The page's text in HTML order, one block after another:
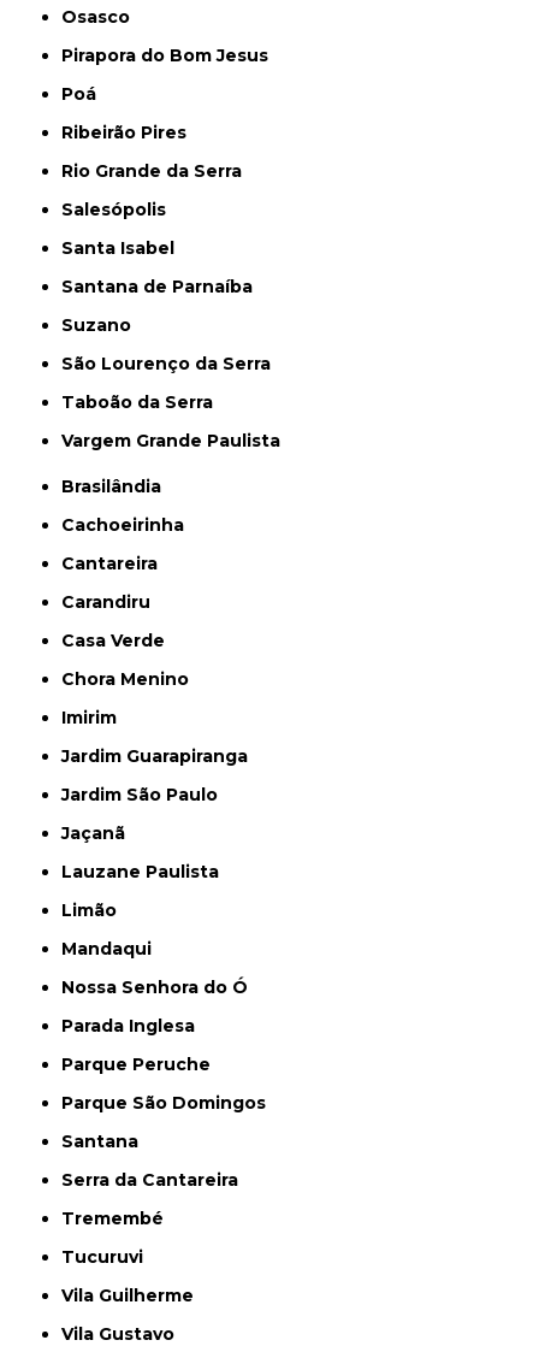
Osasco
Pirapora do Bom Jesus
Poá
Ribeirão Pires
Rio Grande da Serra
Salesópolis
Santa Isabel
Santana de Parnaíba
Suzano
São Lourenço da Serra
Taboão da Serra
Vargem Grande Paulista
Brasilândia
Cachoeirinha
Cantareira
Carandiru
Casa Verde
Chora Menino
Imirim
Jardim Guarapiranga
Jardim São Paulo
Jaçanã
Lauzane Paulista
Limão
Mandaqui
Nossa Senhora do Ó
Parada Inglesa
Parque Peruche
Parque São Domingos
Santana
Serra da Cantareira
Tremembé
Tucuruvi
Vila Guilherme
Vila Gustavo